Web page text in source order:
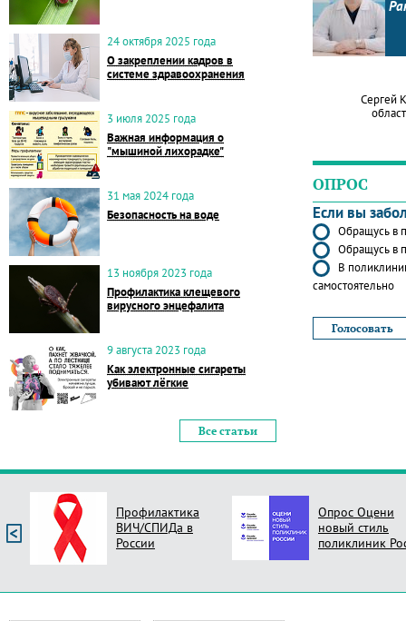
24 октября 2025 года
О закреплении кадров в
системе здравоохранения
3 июля 2025 года
Важная информация о
"мышиной лихорадке"
31 мая 2024 года
Безопасность на воде
13 ноября 2023 года
Профилактика клещевого
вирусного энцефалита
9 августа 2023 года
Как электронные сигареты
убивают лёгкие
Все статьи
Сергей
ОПРОС
Если вы
Обращусь в
Обращусь в
В
самостоятельно
Профилактика
ВИЧ/СПИДа в
России
Опрос Оцени
новый стиль
поликлиник